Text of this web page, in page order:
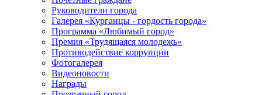
Руководители города
Галерея «Курганцы - гордость города»
Программа «Любимый город»
Премия «Трудящаяся молодежь»
Противодействие коррупции
Фотогалерея
Видеоновости
Награды